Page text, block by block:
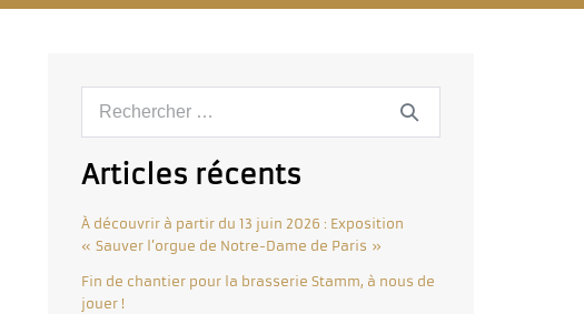
Articles récents
À découvrir à partir du 13 juin 2026 : Exposition
« Sauver l’orgue de Notre-Dame de Paris »
Fin de chantier pour la brasserie Stamm, à nous de
jouer !